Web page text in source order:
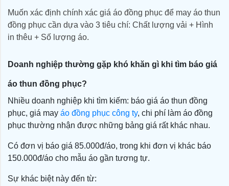
Muốn xác định chính xác giá áo đồng phục để may áo thun
đồng phục cần dựa vào 3 tiêu chí: Chất lượng vải + Hình
in thêu + Số lượng áo.
Doanh nghiệp thường gặp khó khăn gì khi tìm báo giá
áo thun đồng phục?
Nhiều doanh nghiệp khi tìm kiếm: báo giá áo thun đồng
phục, giá may áo đồng phục công ty, chi phí làm áo đồng
phục thường nhận được những bảng giá rất khác nhau.
Có đơn vị báo giá 85.000đ/áo, trong khi đơn vị khác báo
150.000đ/áo cho mẫu áo gần tương tự.
Sự khác biệt này đến từ: